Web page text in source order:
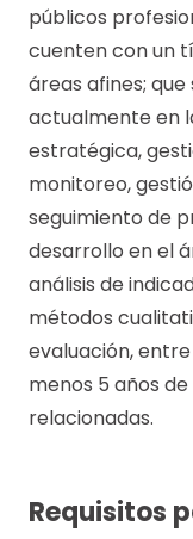
públicos
cuenten con un
áreas afines;
actualmente en
estratégica,
monitoreo,
seguimiento de
desarrollo en el
análisis de
métodos
evaluación,
menos 5 años
relacionadas.
Requisitos